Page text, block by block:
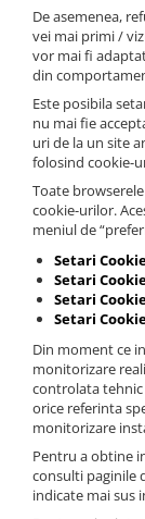
De asemenea,
vei mai primi /
vor mai fi
din
Este posibila
nu mai fie
uri de la un site
folosind cookie-
Toate
cookie-urilor.
meniul de
Setari
Setari
Setari
Setari
Din moment ce
monitorizare
controlata tehnic
orice referinta
monitorizare
Pentru a obtine
consulti paginile
indicate mai sus